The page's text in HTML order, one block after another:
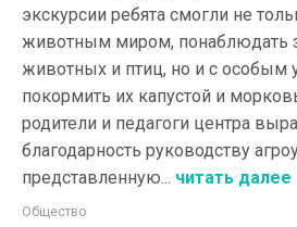
экскурсии ребята смогли не
животным миром, понаблюдать
животных и птиц, но и с особым
покормить их капустой и
родители и педагоги центра
благодарность руководству
представленную... читать далее
Общество